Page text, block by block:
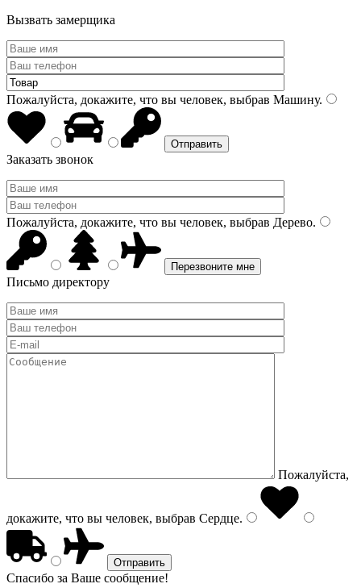
Вызвать замерщика
Пожалуйста, докажите, что вы человек, выбрав Машину.
Заказать звонок
Пожалуйста, докажите, что вы человек, выбрав Дерево.
Письмо директору
Пожалуйста,
докажите, что вы человек, выбрав Сердце.
Спасибо за Ваше сообщение!